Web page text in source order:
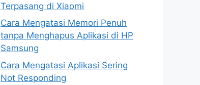
Terpasang di Xiaomi
Cara Mengatasi Memori Penuh
tanpa Menghapus Aplikasi di HP
Samsung
Cara Mengatasi Aplikasi Sering
Not Responding